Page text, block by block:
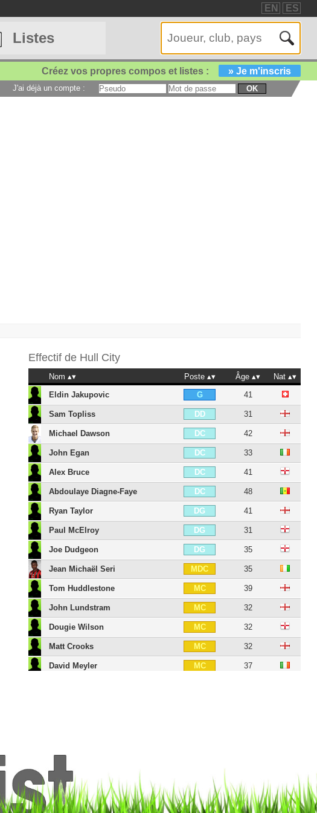
EN ES
Listes
Créez vos propres compos et listes : » Je m'inscris
J'ai déjà un compte : OK
Effectif de Hull City
Nom Poste Âge
Nat
Eldin Jakupovic
G 41
Sam Topliss DD 31
Michael Dawson DC 42
John Egan DC 33
Alex Bruce DC 41
Abdoulaye Diagne-Faye DC 48
Ryan Taylor DG 41
Paul McElroy DG 31
Joe Dudgeon DG 35
Jean Michaël Seri MDC 35
Tom Huddlestone MC 39
John Lundstram MC 32
Dougie Wilson MC 32
Matt Crooks MC 32
David Meyler MC 37
Robert Snodgrass AID
Kamil Grosicki ATT 38